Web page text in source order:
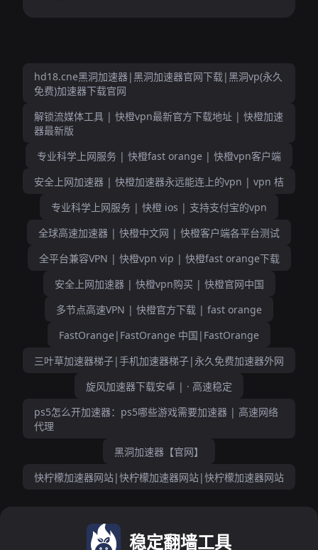
hd18.cne黑洞加速器|黑洞加速器官网下载|黑洞vp(永久
免费)加速器下载官网
解锁流媒体工具 | 快橙vpn最新官方下载地址 | 快橙加速
器最新版
专业科学上网服务 | 快橙fast orange | 快橙vpn客户端
安全上网加速器 | 快橙加速器永远能连上的vpn | vpn 桔
专业科学上网服务 | 快橙 ios | 支持支付宝的vpn
全球高速加速器 | 快橙中文网 | 快橙客户端各平台测试
全平台兼容VPN | 快橙vpn vip | 快橙fast orange下载
安全上网加速器 | 快橙vpn购买 | 快橙官网中国
多节点高速VPN | 快橙官方下载 | fast orange
FastOrange|FastOrange 中国|FastOrange
三叶草加速器梯子|手机加速器梯子|永久免费加速器外网
旋风加速器下载安卓 | · 高速稳定
ps5怎么开加速器：ps5哪些游戏需要加速器 | 高速网络
代理
黑洞加速器【官网】
快柠檬加速器网站|快柠檬加速器网站|快柠檬加速器网站
稳定翻墙工具